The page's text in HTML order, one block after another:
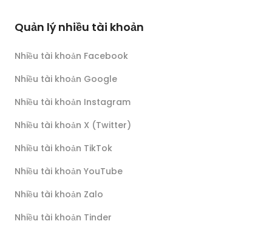
Quản lý nhiều tài khoản
Nhiều tài khoản Facebook
Nhiều tài khoản Google
Nhiều tài khoản Instagram
Nhiều tài khoản X (Twitter)
Nhiều tài khoản TikTok
Nhiều tài khoản YouTube
Nhiều tài khoản Zalo
Nhiều tài khoản Tinder